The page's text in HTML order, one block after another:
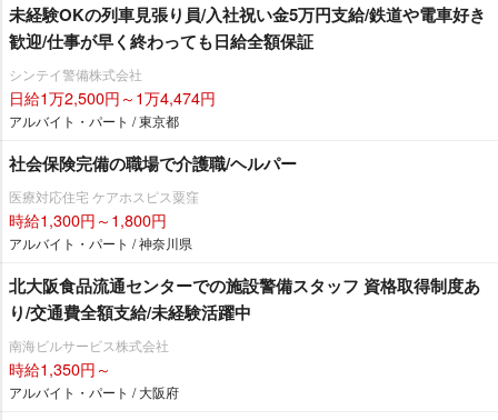
未経験OKの列車見張り員/入社祝い金5万円支給/鉄道や電車好き
歓迎/仕事が早く終わっても日給全額保証
シンテイ警備株式会社
日給1万2,500円～1万4,474円
アルバイト・パート / 東京都
社会保険完備の職場で介護職/ヘルパー
医療対応住宅 ケアホスピス粟窪
時給1,300円～1,800円
アルバイト・パート / 神奈川県
北大阪食品流通センターでの施設警備スタッフ 資格取得制度あ
り/交通費全額支給/未経験活躍中
南海ビルサービス株式会社
時給1,350円～
アルバイト・パート / 大阪府